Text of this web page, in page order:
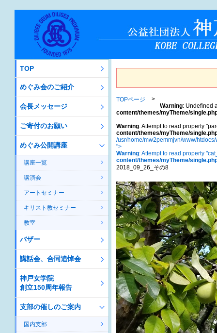
TOPページ
Warning: Undefined
content/themes/myTheme/
Warning: Attempt to read property
content/themes/myTheme/
/usr/home/mw2pemmjvn/www/
">
Warning: Attempt to read property
content/themes/myTheme/
2018_09_26_その8
TOP
めぐみ会のご紹介
会長メッセージ
ご寄付のお願い
めぐみ公開講座
講座一覧
講演会
アートセミナー
キリスト教セミナー
教室
バザー
講話会、合同追悼会
神戸女学院
創立150周年報告
支部の催しのご案内
国内支部